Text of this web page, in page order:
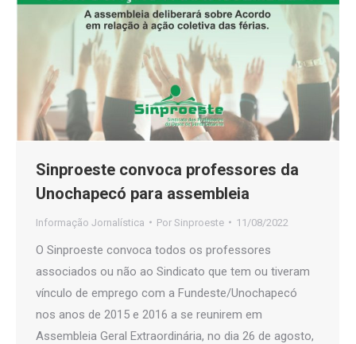
Sinproeste convoca professores da
Unochapecó para assembleia
Informação Jornalística Por Sinproeste 11/08/2022
O Sinproeste convoca todos os professores
associados ou não ao Sindicato que tem ou tiveram
vínculo de emprego com a Fundeste/Unochapecó
nos anos de 2015 e 2016 a se reunirem em
Assembleia Geral Extraordinária, no dia 26 de agosto,